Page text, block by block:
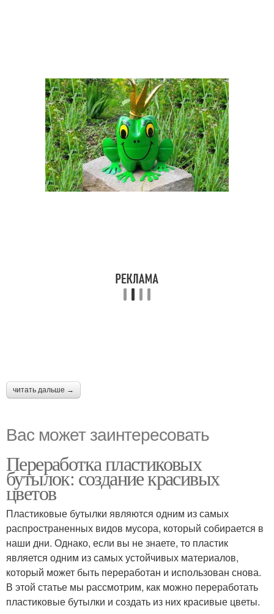
читать дальше →
Вас может заинтересовать
Переработка пластиковых
бутылок: создание красивых
цветов
Пластиковые бутылки являются одним из самых
распространенных видов мусора, который собирается в
наши дни. Однако, если вы не знаете, то пластик
является одним из самых устойчивых материалов,
который может быть переработан и использован снова.
В этой статье мы рассмотрим, как можно переработать
пластиковые бутылки и создать из них красивые цветы.